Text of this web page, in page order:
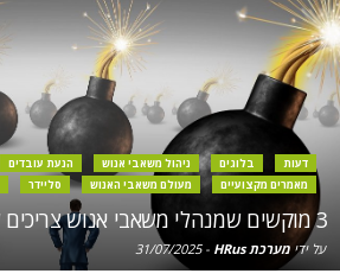
דעות בלוגים ניהול משאבי אנוש הנעת עובדים
מאמרים מקצועיים
מעולם משאבי האנוש סליידר
3 מוקשים שמנהלי משאבי אנוש צריכים להיזהר מהם
על ידימערכת HRus -
31/07/2025